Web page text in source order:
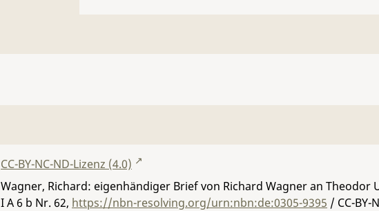
CC-BY-NC-ND-Lizenz (4.0)
Wagner, Richard: eigenhändiger Brief von Richard Wagner an Theodor
I A 6 b Nr. 62, https://nbn-resolving.org/urn:nbn:de:0305-9395 / CC-BY-